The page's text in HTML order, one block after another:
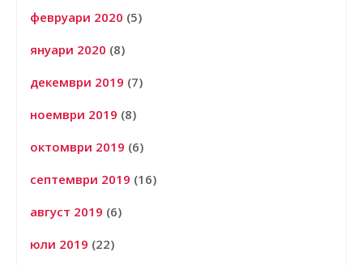
февруари 2020 (5)
януари 2020 (8)
декември 2019 (7)
ноември 2019 (8)
октомври 2019 (6)
септември 2019 (16)
август 2019 (6)
юли 2019 (22)